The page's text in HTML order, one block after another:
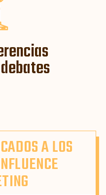
A LOS